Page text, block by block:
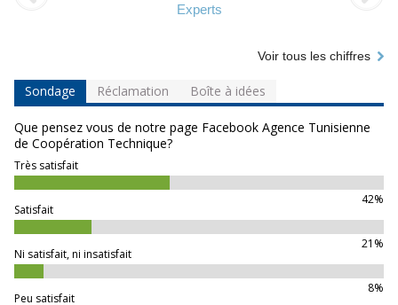
Experts
Voir tous les chiffres
Sondage Réclamation Boîte à idées
Que pensez vous de notre page Facebook Agence Tunisienne
de Coopération Technique?
Très satisfait
42%
Satisfait
21%
Ni satisfait, ni insatisfait
8%
Peu satisfait